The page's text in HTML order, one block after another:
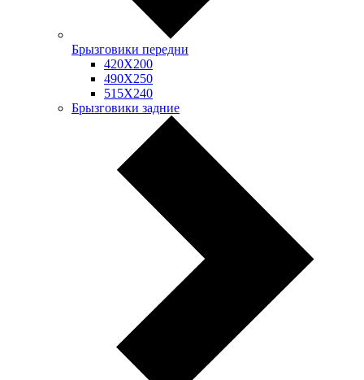
Брызговики передни
420Х200
490Х250
515Х240
Брызговики задние